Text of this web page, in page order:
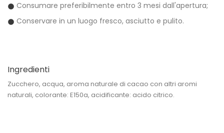
Consumare preferibilmente entro 3 mesi dall'apertura;
Conservare in un luogo fresco, asciutto e pulito.
Ingredienti
Zucchero, acqua, aroma naturale di cacao con altri aromi
naturali, colorante: E150a, acidificante: acido citrico.